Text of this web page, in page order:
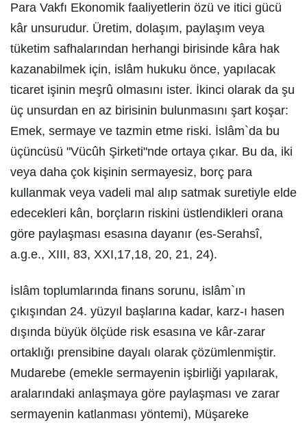
Para Vakfı Ekonomik faaliyetlerin özü ve itici gücü
kâr unsurudur. Üretim, dolaşım, paylaşım veya
tüketim safhalarından herhangi birisinde kâra hak
kazanabilmek için, islâm hukuku önce, yapılacak
ticaret işinin meşrû olmasını ister. İkinci olarak da şu
üç unsurdan en az birisinin bulunmasını şart koşar:
Emek, sermaye ve tazmin etme riski. İslâm`da bu
üçüncüsü "Vücûh Şirketi"nde ortaya çıkar. Bu da, iki
veya daha çok kişinin sermayesiz, borç para
kullanmak veya vadeli mal alıp satmak suretiyle elde
edecekleri kân, borçların riskini üstlendikleri orana
göre paylaşması esasına dayanır (es-Serahsî,
a.g.e., XIII, 83, XXI,17,18, 20, 21, 24).
İslâm toplumlarında finans sorunu, islâm`ın
çıkışından 24. yüzyıl başlarına kadar, karz-ı hasen
dışında büyük ölçüde risk esasına ve kâr-zarar
ortaklığı prensibine dayalı olarak çözümlenmiştir.
Mudarebe (emekle sermayenin işbirliği yapılarak,
aralarındaki anlaşmaya göre paylaşması ve zarar
sermayenin katlanması yöntemi), Müşareke